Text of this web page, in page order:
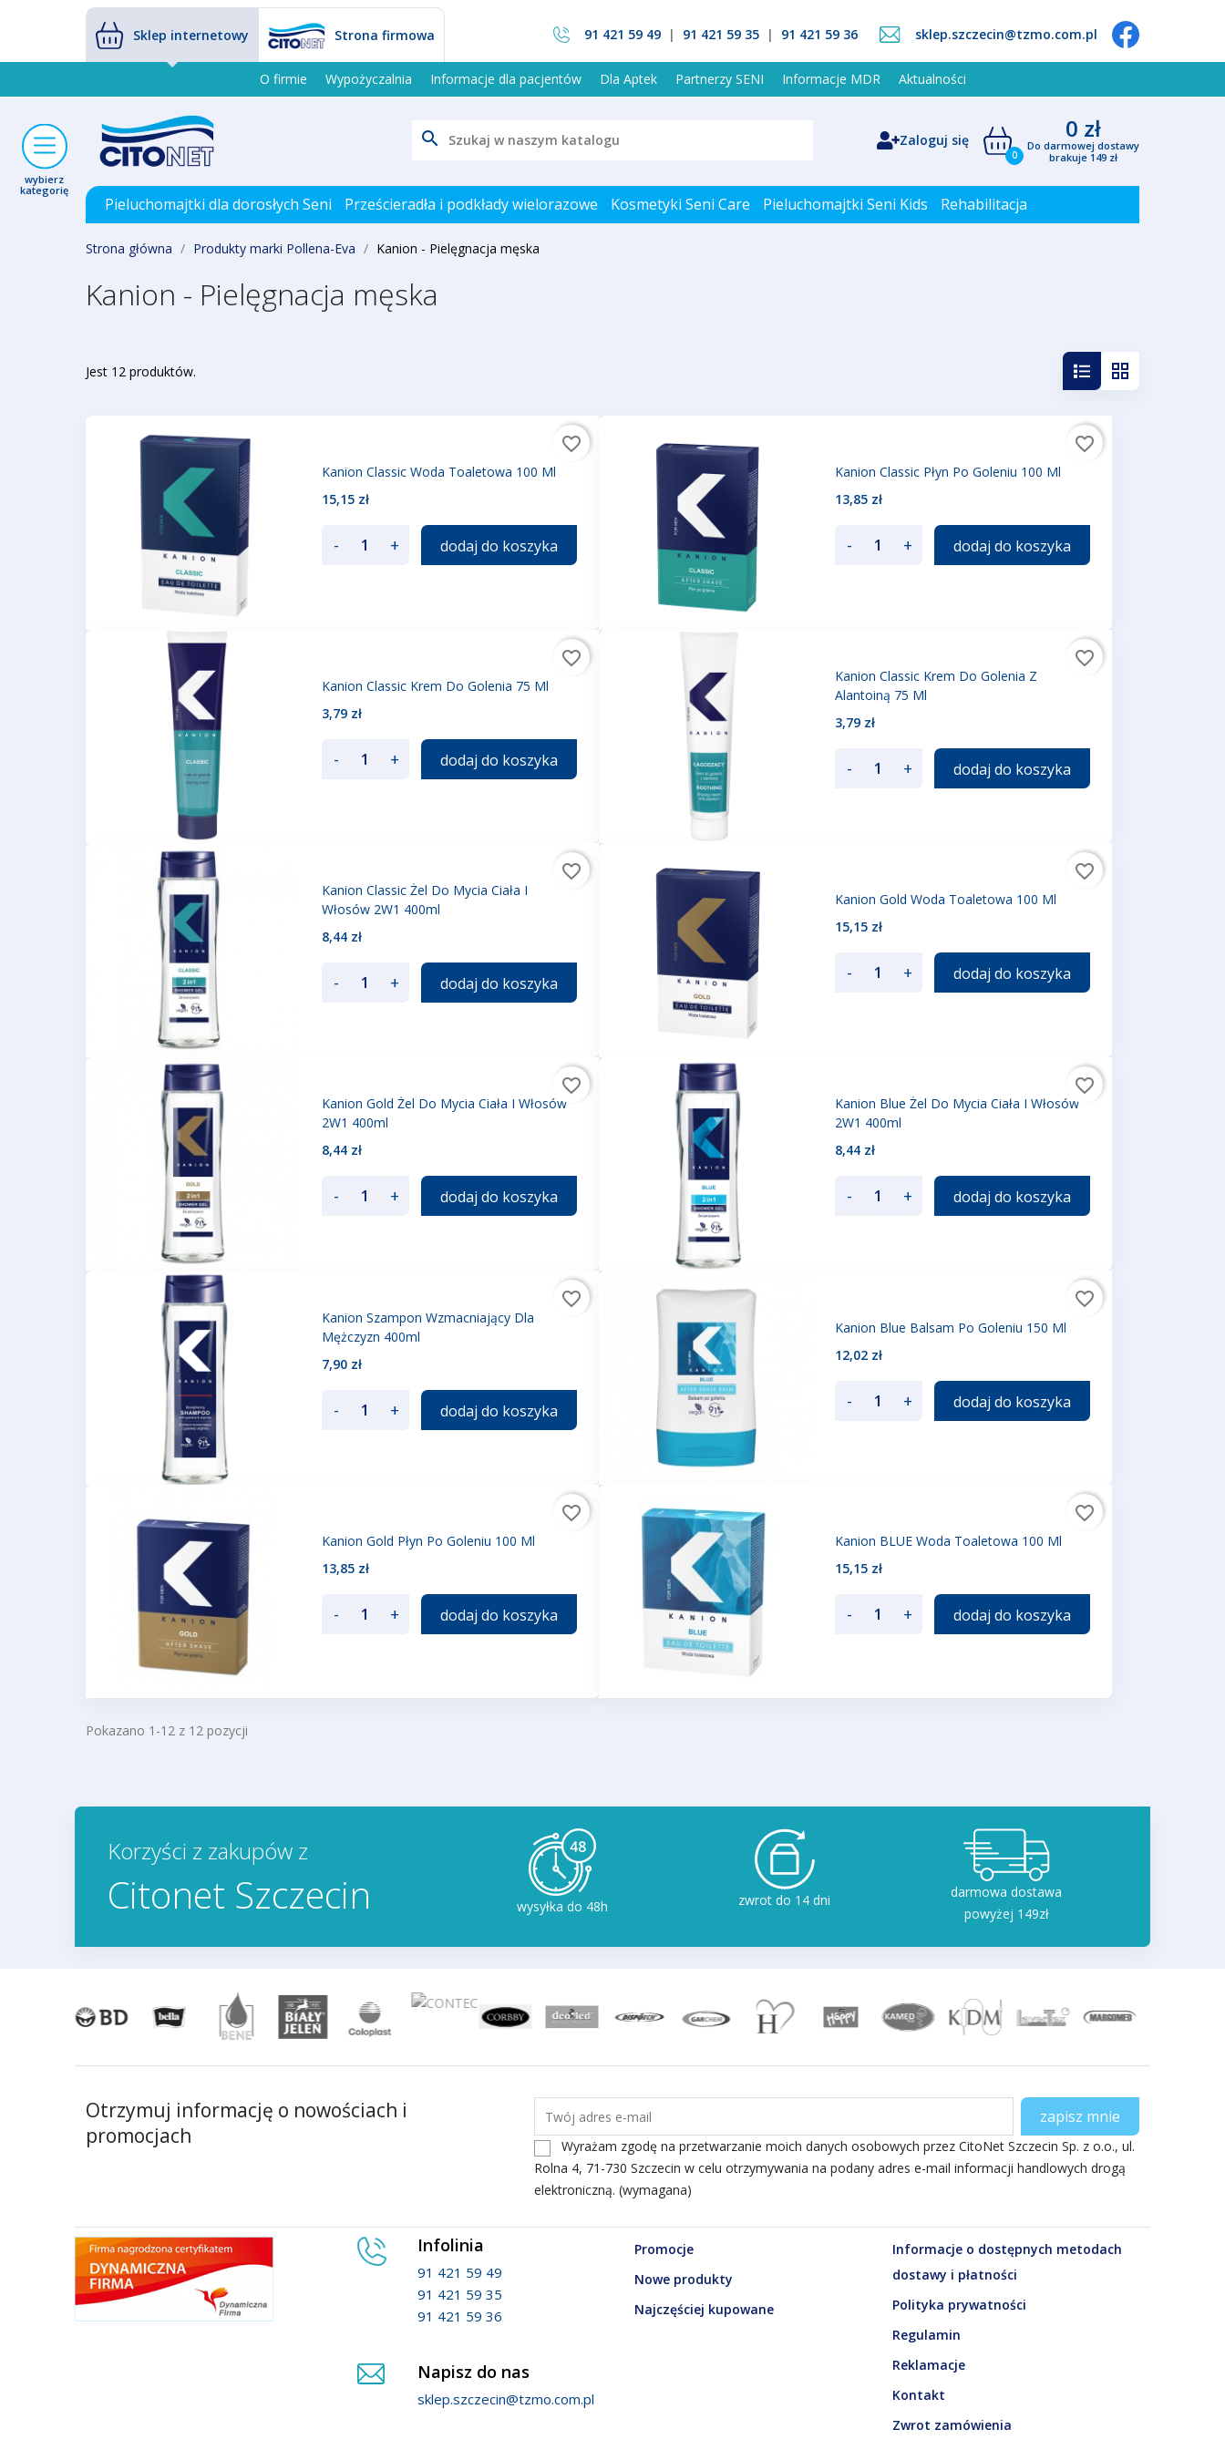
Sklep internetowy Strona firmowa 91 421 59 49 | 91 421 59 35 | 91 421 59 36 sklep.szczecin@tzmo.com.pl
O firmie Wypożyczalnia Informacje dla pacjentów Dla Aptek Partnerzy SENI Informacje MDR Aktualności
wybierz
kategorię
Zaloguj się
0
0 zł
Do darmowej dostawy
brakuje 149 zł
search
Pieluchomajtki dla dorosłych Seni Prześcieradła i podkłady wielorazowe Kosmetyki Seni Care Pieluchomajtki Seni Kids Rehabilitacja
Strona główna Produkty marki Pollena-Eva Kanion - Pielęgnacja męska
Kanion - Pielęgnacja męska
Jest 12 produktów.
Kanion Classic Woda Toaletowa 100 Ml
15,15 zł
- + dodaj do koszyka
favorite_border
Kanion Classic Płyn Po Goleniu 100 Ml
13,85 zł
- + dodaj do koszyka
favorite_border
Kanion Classic Krem Do Golenia 75 Ml
3,79 zł
- + dodaj do koszyka
favorite_border
Kanion Classic Krem Do Golenia Z
Alantoiną 75 Ml
3,79 zł
- + dodaj do koszyka
favorite_border
Kanion Classic Żel Do Mycia Ciała I
Włosów 2W1 400ml
8,44 zł
- + dodaj do koszyka
favorite_border
Kanion Gold Woda Toaletowa 100 Ml
15,15 zł
- + dodaj do koszyka
favorite_border
Kanion Gold Żel Do Mycia Ciała I Włosów
2W1 400ml
8,44 zł
- + dodaj do koszyka
favorite_border
Kanion Blue Żel Do Mycia Ciała I Włosów
2W1 400ml
8,44 zł
- + dodaj do koszyka
favorite_border
Kanion Szampon Wzmacniający Dla
Mężczyzn 400ml
7,90 zł
- + dodaj do koszyka
favorite_border
Kanion Blue Balsam Po Goleniu 150 Ml
12,02 zł
- + dodaj do koszyka
favorite_border
Kanion Gold Płyn Po Goleniu 100 Ml
13,85 zł
- + dodaj do koszyka
favorite_border
Kanion BLUE Woda Toaletowa 100 Ml
15,15 zł
- + dodaj do koszyka
favorite_border
Pokazano 1-12 z 12 pozycji
Korzyści z zakupów z
Citonet Szczecin wysyłka do 48h zwrot do 14 dni
darmowa dostawa
powyżej 149zł
Otrzymuj informację o nowościach i
promocjach
Wyrażam zgodę na przetwarzanie moich danych osobowych przez CitoNet Szczecin Sp. z o.o., ul.
Rolna 4, 71-730 Szczecin w celu otrzymywania na podany adres e-mail informacji handlowych drogą
elektroniczną. (wymagana)
Infolinia
91 421 59 49
91 421 59 35
91 421 59 36
Napisz do nas
sklep.szczecin@tzmo.com.pl
Promocje
Nowe produkty
Najczęściej kupowane
Informacje o dostępnych metodach
dostawy i płatności
Polityka prywatności
Regulamin
Reklamacje
Kontakt
Zwrot zamówienia